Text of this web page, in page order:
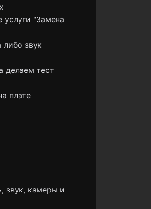
услуги "Замена
либо звук
делаем тест
плате
звук, камеры и